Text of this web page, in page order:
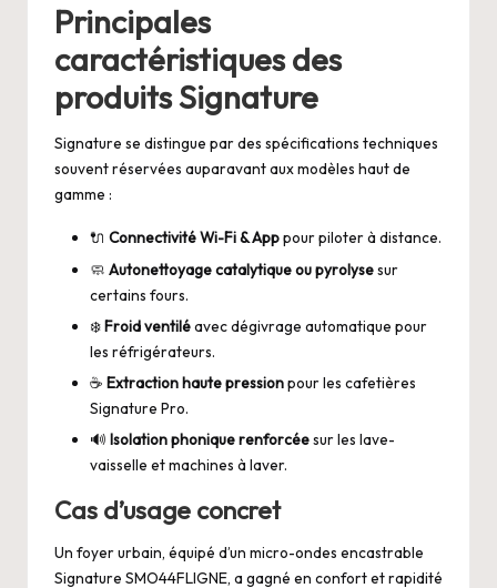
Principales
caractéristiques des
produits Signature
Signature se distingue par des spécifications techniques
souvent réservées auparavant aux modèles haut de
gamme :
🔌 Connectivité Wi-Fi & Apppour piloter à distance.
🧼 Autonettoyage catalytique ou pyrolysesur
certains fours.
❄️Froid ventiléavec dégivrage automatique pour
les réfrigérateurs.
☕ Extraction haute pressionpour les cafetières
Signature Pro.
🔊 Isolation phonique renforcéesur les lave-
vaisselle et machines à laver.
Cas d’usage concret
Un foyer urbain, équipé d’un micro-ondes encastrable
Signature SMO44FLIGNE, a gagné en confort et rapidité